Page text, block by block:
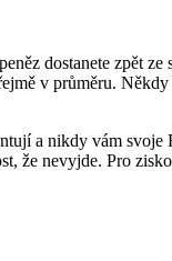
dostanete zpět
v průměru.
a nikdy vám
že nevyjde. Pro